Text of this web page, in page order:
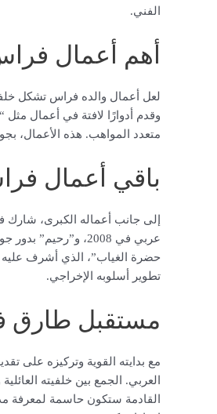
الفني.
أهم أعمال
وقدم أدوارًا لافتة في أعمال
متعدد المواهب. هذه الأعمال،
باقي أعمال
إلى جانب أعماله الكبرى،
عربي في 2008،
حضرة الغياب”، الذي أشرف عليه
تطوير أسلوبه الإخراجي.
مستقبل طارق
مع بدايته القوية وتركيزه على
العربي. الجمع بين خلفيته
القادمة ستكون حاسمة لمعرفة